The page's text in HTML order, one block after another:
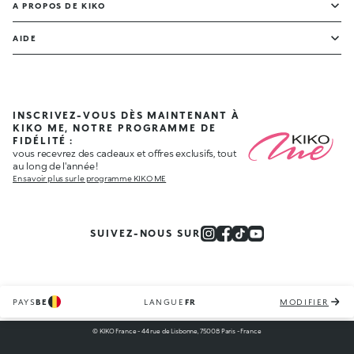
A PROPOS DE KIKO
AIDE
INSCRIVEZ-VOUS DÈS MAINTENANT À
KIKO ME, NOTRE PROGRAMME DE
FIDÉLITÉ :
vous recevrez des cadeaux et offres exclusifs, tout
au long de l'année !
En savoir plus sur le programme KIKO ME
SUIVEZ-NOUS SUR
PAYSBE LANGUE FR MODIFIER
© KIKO France - 44 rue de Lisbonne, 75008 Paris - France